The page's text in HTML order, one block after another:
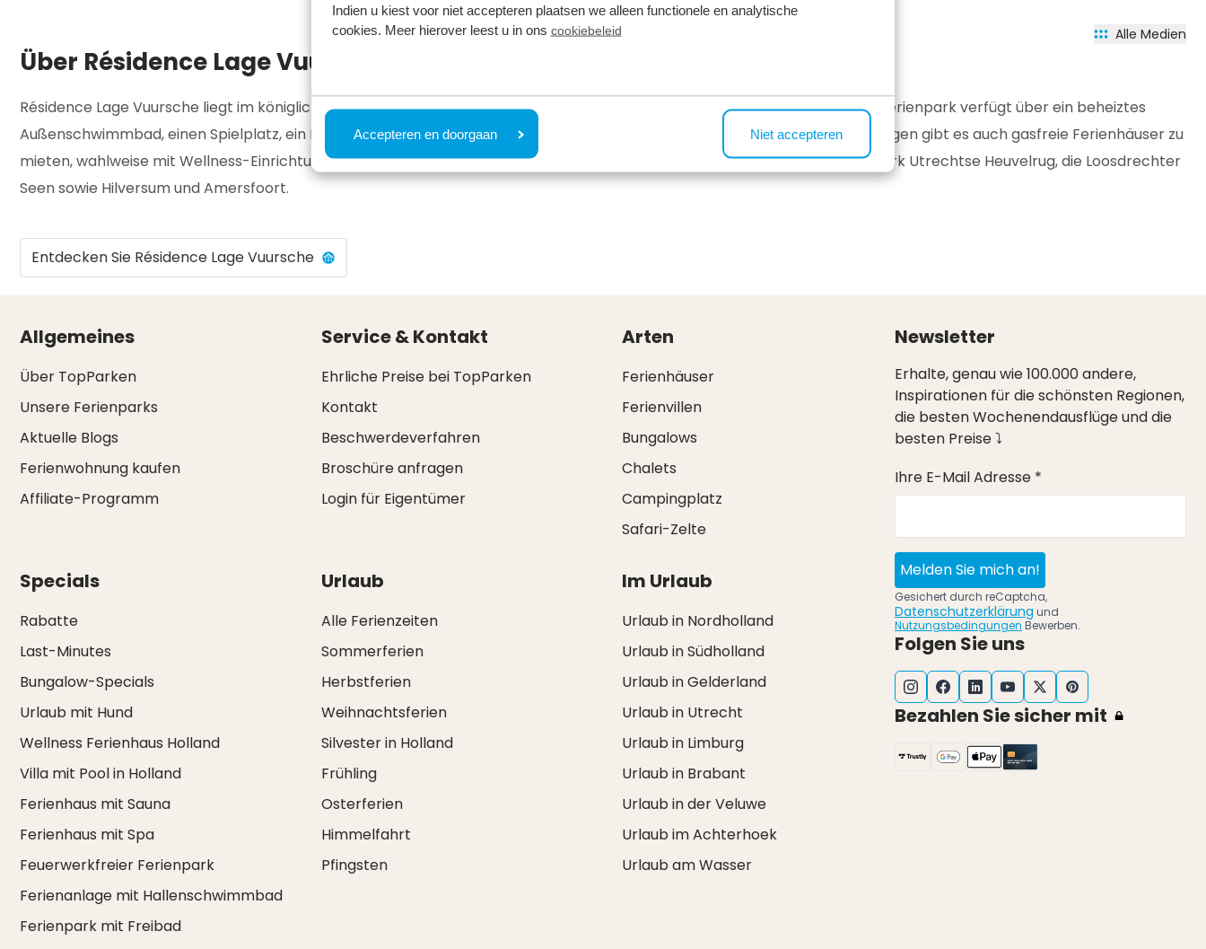
Indien u kiest voor niet accepteren plaatsen we alleen functionele en analytische
cookies. Meer hierover leest u in ons cookiebeleid
Accepteren en doorgaan Niet accepteren
Alle Medien
Über Résidence Lage Vuursche
Résidence Lage Vuursche liegt im königlichen Ort Lage Vuursche, nicht weit von der lebhaften Stadt Utrecht entfernt. Der Ferienpark verfügt über ein beheiztes
Außenschwimmbad, einen Spielplatz, ein Restaurant und ein Wellnesscenter (ab Ende Mai). Neben den Luxus-Ferienwohnungen gibt es auch gasfreie Ferienhäuser zu
mieten, wahlweise mit Wellness-Einrichtungen. Die Umgebung bietet viele Erholungsmöglichkeiten, darunter der Nationalpark Utrechtse Heuvelrug, die Loosdrechter
Seen sowie Hilversum und Amersfoort.
Entdecken Sie Résidence Lage Vuursche
Allgemeines
Über TopParken
Unsere Ferienparks
Aktuelle Blogs
Ferienwohnung kaufen
Affiliate-Programm
Service & Kontakt
Ehrliche Preise bei TopParken
Kontakt
Beschwerdeverfahren
Broschüre anfragen
Login für Eigentümer
Arten
Ferienhäuser
Ferienvillen
Bungalows
Chalets
Campingplatz
Safari-Zelte
Specials
Rabatte
Last-Minutes
Bungalow-Specials
Urlaub mit Hund
Wellness Ferienhaus Holland
Villa mit Pool in Holland
Ferienhaus mit Sauna
Ferienhaus mit Spa
Feuerwerkfreier Ferienpark
Ferienanlage mit Hallenschwimmbad
Ferienpark mit Freibad
Urlaub
Alle Ferienzeiten
Sommerferien
Herbstferien
Weihnachtsferien
Silvester in Holland
Frühling
Osterferien
Himmelfahrt
Pfingsten
Im Urlaub
Urlaub in Nordholland
Urlaub in Südholland
Urlaub in Gelderland
Urlaub in Utrecht
Urlaub in Limburg
Urlaub in Brabant
Urlaub in der Veluwe
Urlaub im Achterhoek
Urlaub am Wasser
Newsletter
Erhalte, genau wie 100.000 andere,
Inspirationen für die schönsten Regionen,
die besten Wochenendausflüge und die
besten Preise ⤵
Ihre E-Mail Adresse *
Melden Sie mich an!
Gesichert durch reCaptcha,
Datenschutzerklärung und
Nutzungsbedingungen Bewerben.
Folgen Sie uns
Bezahlen Sie sicher mit